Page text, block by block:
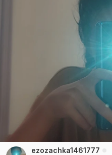
ezozachka1461777